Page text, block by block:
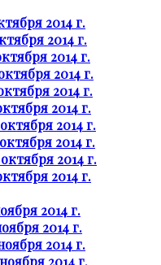
2014 г.
2014 г.
2014 г.
2014 г.
2014 г.
2014 г.
2014 г.
2014 г.
2014 г.
2014 г.
2014 г.
2014 г.
2014 г.
2014 г.